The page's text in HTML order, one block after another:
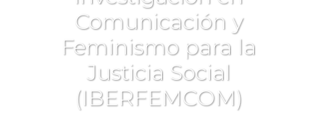
Comunicación y
Feminismo para la
Justicia Social
(IBERFEMCOM)